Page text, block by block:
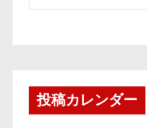
投稿カレンダー